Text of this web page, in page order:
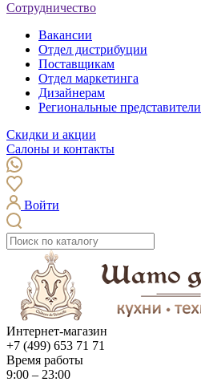
Сотрудничество
Вакансии
Отдел дистрибуции
Поставщикам
Отдел маркетинга
Дизайнерам
Региональные представители
Скидки и акции
Салоны и контакты
Войти
Интернет-магазин
+7 (499) 653 71 71
Время работы
9:00 – 23:00